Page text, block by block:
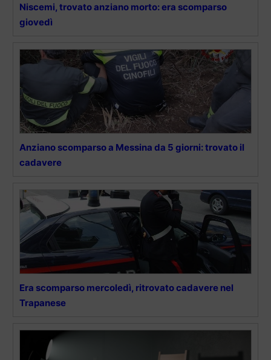
Niscemi, trovato anziano morto: era scomparso
giovedì
Anziano scomparso a Messina da 5 giorni: trovato il
cadavere
Era scomparso mercoledì, ritrovato cadavere nel
Trapanese